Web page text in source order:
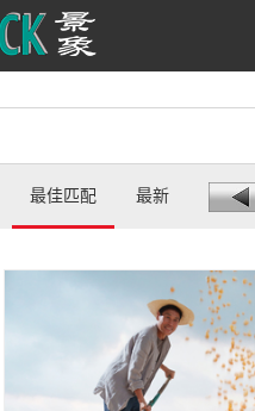
最佳匹配 最新